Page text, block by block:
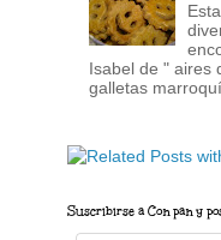
Isabel de " aires
galletas
Suscribirse a Con pan y